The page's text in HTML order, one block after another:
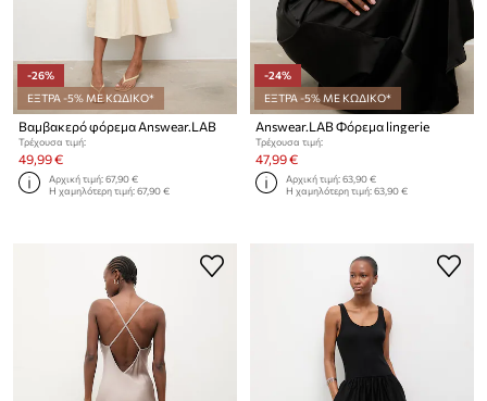
-26%
ΕΞΤΡΑ -5% ΜΕ ΚΩΔΙΚΟ*
Βαμβακερό φόρεμα Answear.LAB
Τρέχουσα τιμή:
49,99 €
Αρχική τιμή:67,90 €
Η χαμηλότερη τιμή:67,90 €
-24%
ΕΞΤΡΑ -5% ΜΕ ΚΩΔΙΚΟ*
Answear.LAB Φόρεμα lingerie
Τρέχουσα τιμή:
47,99 €
Αρχική τιμή:63,90 €
Η χαμηλότερη τιμή:63,90 €